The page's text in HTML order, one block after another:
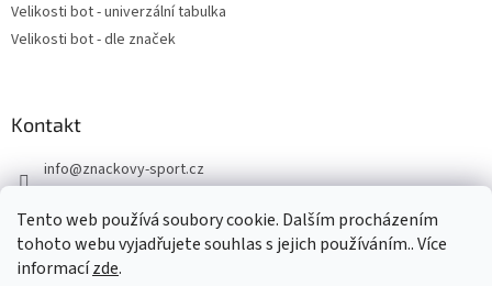
Tento web používá soubory cookie. Dalším procházením
tohoto webu vyjadřujete souhlas s jejich používáním.. Více
informacízde.
Velikosti bot - univerzální tabulka
Velikosti bot - dle značek
Kontakt
info@znackovy-sport.cz